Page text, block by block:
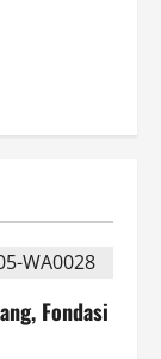
Fondasi